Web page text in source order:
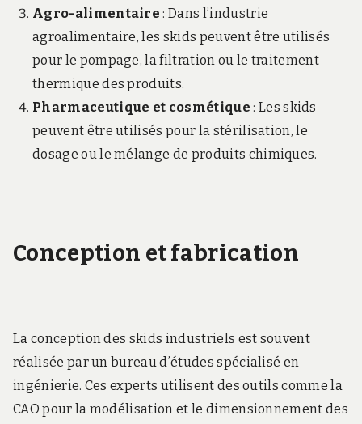
Agro-alimentaire : Dans l’industrie
agroalimentaire, les skids peuvent être utilisés
pour le pompage, la filtration ou le traitement
thermique des produits.
Pharmaceutique et cosmétique : Les skids
peuvent être utilisés pour la stérilisation, le
dosage ou le mélange de produits chimiques.
Conception et fabrication
La conception des skids industriels est souvent
réalisée par un bureau d’études spécialisé en
ingénierie. Ces experts utilisent des outils comme la
CAO pour la modélisation et le dimensionnement des